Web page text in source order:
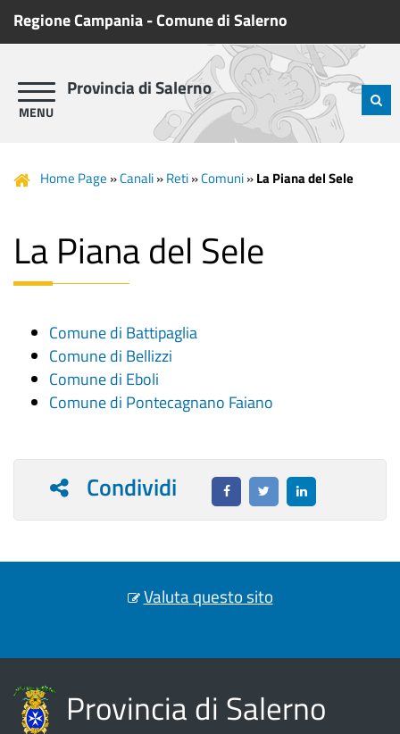
Regione Campania-Comune di Salerno
Provincia di Salerno
Home Page »Canali»Reti»Comuni»La Piana del Sele
La Piana del Sele
Comune di Battipaglia
Comune di Bellizzi
Comune di Eboli
Comune di Pontecagnano Faiano
Condividi
Valuta questo sito
Provincia di Salerno